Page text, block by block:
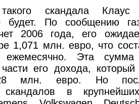
скандала Клаус
будет. По сообщению
2006 года, его
1,071 млн. евро, что
Эта сумма
его дохода,
млн. евро. Но
скандалов в